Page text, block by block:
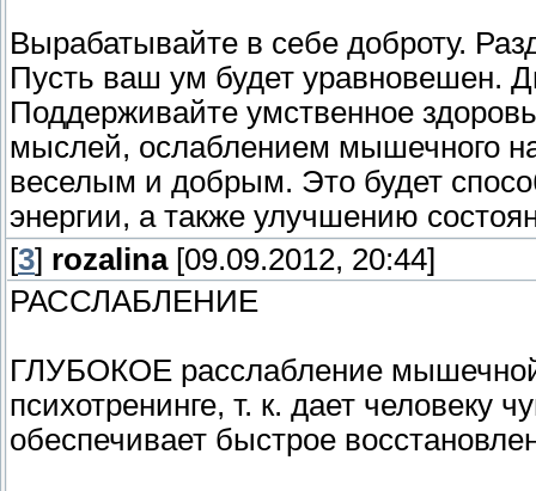
Вырабатывайте в себе доброту.
Пусть ваш ум будет уравновешен.
Поддерживайте умственное
мыслей, ослаблением мышечного
веселым и добрым. Это будет
энергии, а также улучшению
[3] rozalina[09.09.2012, 20:44]
РАССЛАБЛЕНИЕ
ГЛУБОКОЕ расслабление
психотренинге, т. к. дает человеку
обеспечивает быстрое